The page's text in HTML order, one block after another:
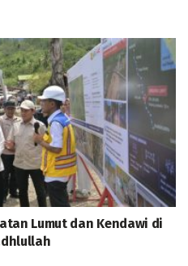
Lumut dan Kendawi di